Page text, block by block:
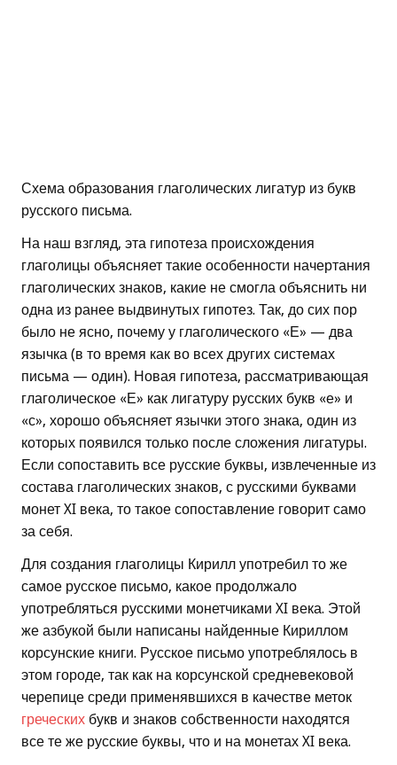
Схема образования глаголических лигатур из букв
русского письма.
На наш взгляд, эта гипотеза происхождения
глаголицы объясняет такие особенности начертания
глаголических знаков, какие не смогла объяснить ни
одна из ранее выдвинутых гипотез. Так, до сих пор
было не ясно, почему у глаголического «Е» — два
язычка (в то время как во всех других системах
письма — один). Новая гипотеза, рассматривающая
глаголическое «Е» как лигатуру русских букв «е» и
«с», хорошо объясняет язычки этого знака, один из
которых появился только после сложения лигатуры.
Если сопоставить все русские буквы, извлеченные из
состава глаголических знаков, с русскими буквами
монет XI века, то такое сопоставление говорит само
за себя.
Для создания глаголицы Кирилл употребил то же
самое русское письмо, какое продолжало
употребляться русскими монетчиками XI века. Этой
же азбукой были написаны найденные Кириллом
корсунские книги. Русское письмо употреблялось в
этом городе, так как на корсунской средневековой
черепице среди применявшихся в качестве меток
греческих букв и знаков собственности находятся
все те же русские буквы, что и на монетах XI века.